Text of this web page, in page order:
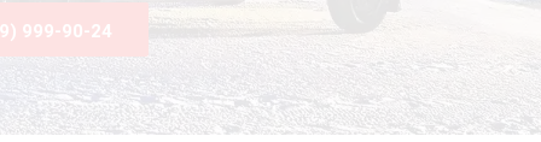
999-90-24